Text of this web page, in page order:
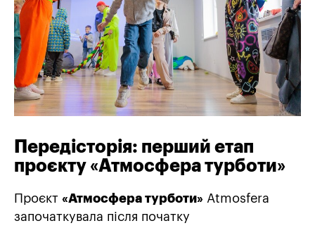
Передісторія: перший етап
проєкту «Атмосфера турботи»
Проєкт «Атмосфера турботи» Atmosfera
започаткувала після початку